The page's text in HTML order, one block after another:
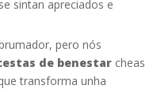
sintan apreciados e
pero nós
de benestar cheas
transforma unha